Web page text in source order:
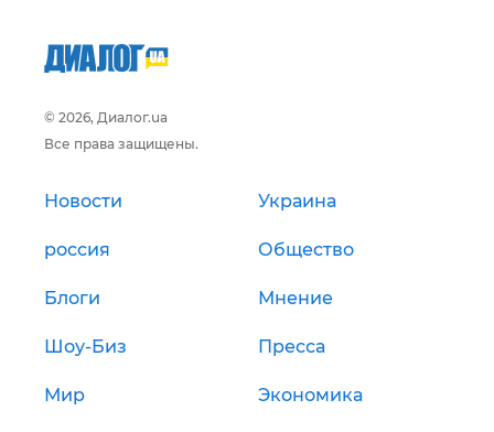
© 2026, Диалог.ua
Все права защищены.
Новости Украина
россия Общество
Блоги Мнение
Шоу-Биз Пресса
Мир Экономика